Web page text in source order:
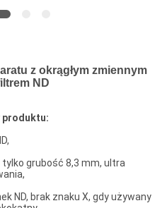
z okrągłym zmiennym
ND
produktu:
grubość 8,3 mm, ultra
ND, brak znaku X, gdy używany